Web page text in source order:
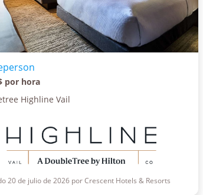
por hora
Highline Vail
20 de julio de 2026 por Crescent Hotels & Resorts